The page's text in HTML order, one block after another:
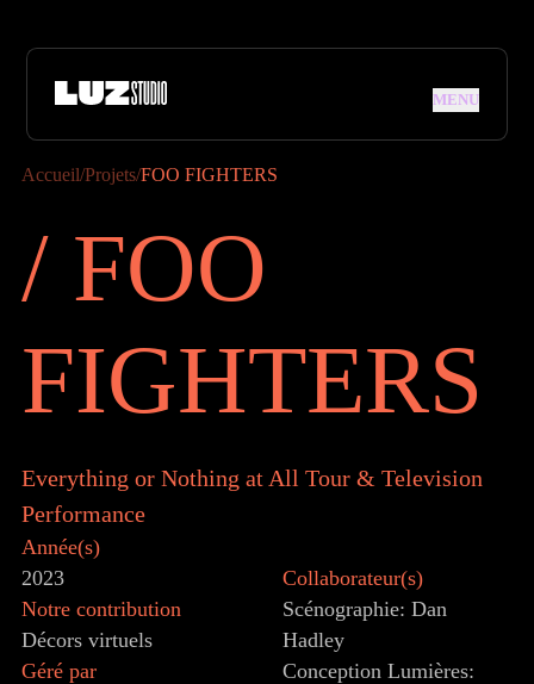
MENU
Accueil/Projets/FOO FIGHTERS
/ FOO
/ FOO
FIGHTERS
Everything or Nothing at All Tour & Television
Performance
Année(s)
2023
Notre contribution
Décors virtuels
Géré par
Collaborateur(s)
Scénographie: Dan
Hadley
Conception Lumières: